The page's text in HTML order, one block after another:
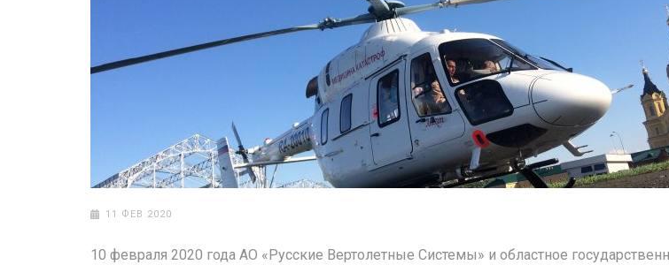
11 ФЕВ 2020
10 февраля 2020 года АО «Русские Вертолетные Системы» и областное